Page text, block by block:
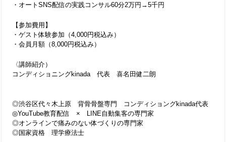
・オートSNS配信の実践コンサル60分2万円→5千円
【参加費用】
・ゲスト体験参加（4,000円税込み）
・会員月額（8,000円税込み）
〈講師紹介）
コンディショニングkinada　代表　喜名田健二朗
◎渋谷区代々木上原　背骨骨盤専門　コンディショングkinada代表
◎YouTube教育配信　×　LINE自動集客の専門家
◎オンラインで痛みのない体づくりの専門家
◎国家資格　理学療法士